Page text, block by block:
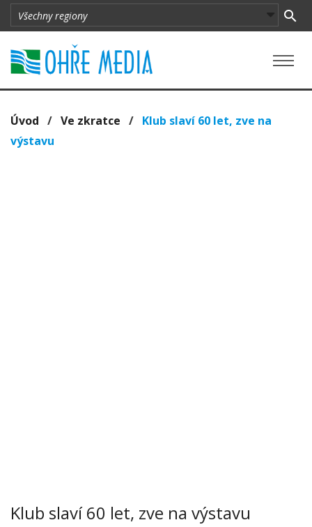
Úvod / Ve zkratce / Klub slaví 60 let, zve na
výstavu
Klub slaví 60 let, zve na výstavu